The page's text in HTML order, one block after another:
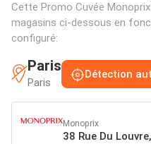
Cette Promo Cuvée
magasins ci-dessous en
configuré:
Paris
Paris
Détection
Monoprix
38 Rue Du